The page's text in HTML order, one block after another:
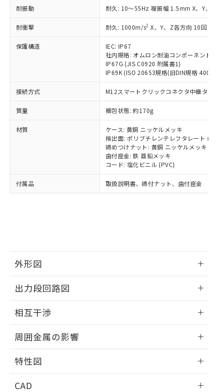
耐振動 耐久: 10～55Hz 複振幅 1.5mm X、Y、Z
耐衝撃 耐久: 1000m/s2 X、Y、Z各方向 10回
保護構造
IEC: IP67
社内規格: オムロン耐油コンポーネント
IP67G (JIS C0920 附属書1)
IP69K (ISO 20653規格(旧DIN規格
接続方式 M12スマートクリックコネクタ中継タイ
質量 梱包状態: 約170g
材質
ケース: 黄銅 ニッケルメッキ
検出面: ポリブチレンテレフタレート
締めつけナット: 黄銅 ニッケルメッキ
歯付座金: 鉄 亜鉛メッキ
コード: 塩化ビニル (PVC)
付属品 取扱説明書、締付ナット、歯付座金
外形図
外形図
出力段回路図
出力段回路図
相互干渉
相互干渉
周囲金属の影響
周囲金属の影響
特性図
CAD
記載している更新日時点での社内デー
タに基づき作成されるものであり、閲
覧された時点での実際の在庫および標
準価格とは異なる場合があることをご
了承ください。
正式な納期状況および標準価格はお客
様のお取引先、またはお客様担当のオ
ムロン制御機器販売店・当社販売員に
ご相談ください。
オムロン制御機器販売店や当社販売拠
販売ネットワーク
」をご確認
在庫状況および標準価格結果を当社の
事前の承諾なく第三者に漏洩または開
示しないようお願いします。
マイパーツ機能（部品リスト作成サー
ビス）をご利用いただくには、I-Web
メンバーズにご登録されている必要が
あります。
をご了承ください。
の共同利用に関して"
の「1.共同利
用者の範囲」に記載されている法人を
指します。
六価クロム(Cr(Ⅵ)) 1000ppm以下、ポリ臭化ビフェニル
類(PBB) 1000ppm以下、ポリ臭化ジフェニルエーテル類
(PBDE) 1000ppm以下、フタル酸ビス(2-エチルヘキシ
ル) (DEHP)(別名：DOP) 1000ppm以下、フタル酸ブチ
ルベンジル（BBP） 1000ppm以下、フタル酸ジブチル
（DBP） 1000ppm以下、フタル酸ジイソブチル
適用除外項目は除く。
フタル酸エステル類の４物質については閾値を超える意
図的な使用がないことを確認しています。
部品在庫の切り替え状況などにより、予定
月が前後することがあります。
EU RoHS指令（10物質）の非含有証明書
51物質の非含有証明書（当社基準）
るもので、過去に遡って非含有を証明する
ものではありません。
また、RoHS指令のフタル酸エステル類４
物質の対応では、対応完了までの期間は出
荷製品に未対応品が混在することから備考
欄に対応日を記載しておりました。
していることから、特段のことがない限
り、2022年1月12日より割愛しておりま
*中国RoHS10物質の基準値 (GB/T26572)：
Pb(鉛) :1000ppm、 Hg(水銀) : 1000ppm、 Cd(カドミウ
Cr(Ⅵ)(六価クロム) : 1000ppm、 PBBs(ポリ臭化ビフェ
ニル類) : 1000ppm、 PBDEs(ポリ臭化ジフェニルエーテ
DBP(フタル酸ジブチル) : 1000ppm、 DIBP(フタル酸ジ
イソブチル) : 1000ppm、 BBP(フタル酸ブチルベンジ
DEHP(フタル酸ビス(2-エチルヘキシル)) : 1000ppm
※2 環境保護使用期限
「ｅ」：有害物質（10物質）のすべてが基
準値以下であることを示します。
「10」：通常の使用状況下において有害物
質が外部に漏えいし、環境に深刻な影響を
及ぼさない年数を意味します。
「－」：未確認です。当社販売部門へお問
（以下｢規制貨物等」という）を輸出
または国外への提供する場合は、日本
国政府の輸出許可(または役務取引許
可)を取得するなどの必要な手続きを
当社は規制貨物を破棄する場合は、完
全に破砕するなど、違法に輸出されな
いよう必要な手段を講じます。
当社は貴社製品を、核兵器、ミサイ
武器並びにこれらの製造装置等に一切
使用いたしません。
当社は、貴社製品を第三者に販売する
場合は、上記1、2および3の内容を当
該第三者に通知します。また当社は、
販売先および販売に係わる関係者が違
法に輸出するおそれがある場合は、取
り引きをいたしません。
一定数以上の在庫あり
一定数には満たないが在庫あり
在庫なし(最新の在庫状況につ
いては、お客様のお取引先、ま
たはお客様担当のオムロン制御
機器販売店・当社販売員にご確
認ください)
受注生産機種、また在庫状況の
情報を公開していない機種